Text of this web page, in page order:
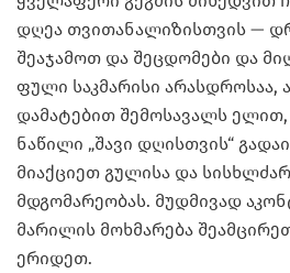
დღეა თვითანალიზისთვის —
შეაჯამოთ და შეცდომები და
ფული საკმარისი არასდროსაა,
დამატებით შემოსავალს ელით,
ნაწილი „შავი დღისთვის“
მიაქციეთ გულისა და
მდგომარეობას. მუდმივად
მარილის მოხმარება
ერიდეთ.